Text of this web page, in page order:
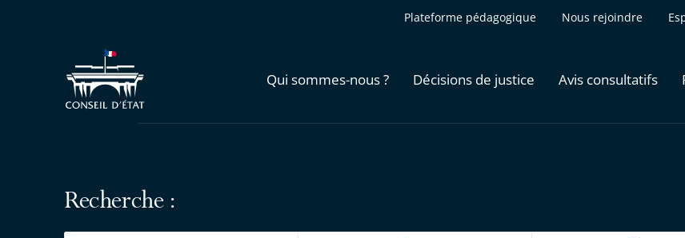
Plateforme pédagogique Nous rejoindre
Qui sommes-nous ? Décisions de justice Avis consultatifs
Recherche :